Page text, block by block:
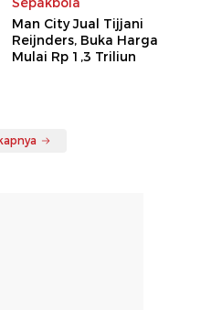
Man City Jual Tijjani
Reijnders, Buka Harga
Mulai Rp 1,3 Triliun